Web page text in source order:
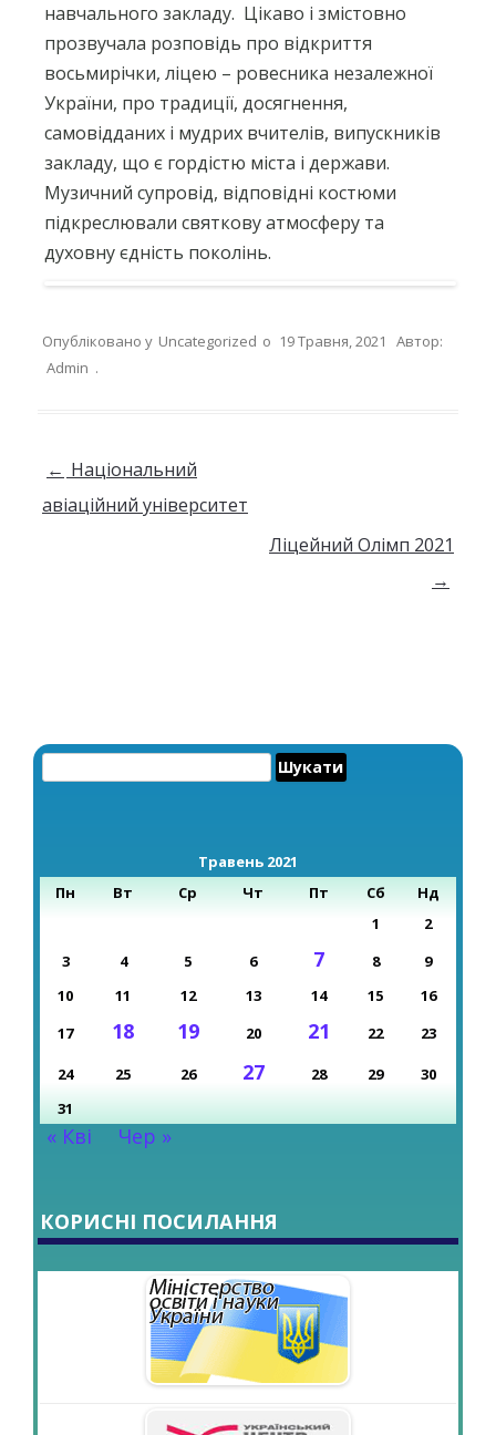
навчального закладу. Цікаво і змістовно
прозвучала розповідь про відкриття
восьмирічки, ліцею – ровесника незалежної
України, про традиції, досягнення,
самовідданих і мудрих вчителів, випускників
закладу, що є гордістю міста і держави.
Музичний супровід, відповідні костюми
підкреслювали святкову атмосферу та
духовну єдність поколінь.
Опубліковано у Uncategorized о 19 Травня, 2021
Автор:
Admin .
Навігація по запису
← Національний
авіаційний університет
Ліцейний Олімп 2021
→
Травень 2021
Пн
Вт Ср Чт Пт Сб
Нд
1
2
3
4 5 6 7 8
9
10
11 12 13 14 15
16
17
18 19 20 21 22 23
24 25 26 27 28 29
30
31
« Кві Чер »
КОРИСНІ ПОСИЛАННЯ